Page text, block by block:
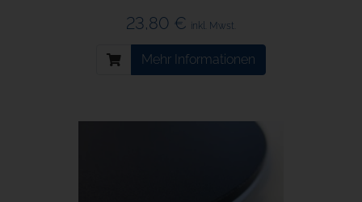
23,80 € inkl. Mwst.
Mehr Informationen